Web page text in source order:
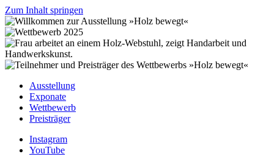
Zum Inhalt springen
Ausstellung
Exponate
Wettbewerb
Preisträger
Instagram
YouTube